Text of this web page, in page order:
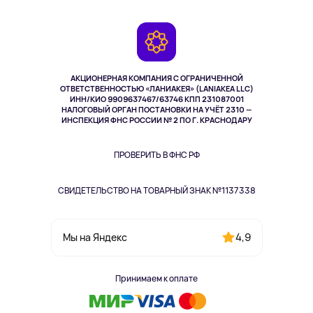
АКЦИОНЕРНАЯ КОМПАНИЯ С ОГРАНИЧЕННОЙ
ОТВЕТСТВЕННОСТЬЮ «ЛАНИАКЕЯ» (LANIAKEA LLC)
ИНН/КИО 9909637467/63746 КПП 231087001
НАЛОГОВЫЙ ОРГАН ПОСТАНОВКИ НА УЧЁТ 2310 —
ИНСПЕКЦИЯ ФНС РОССИИ № 2 ПО Г. КРАСНОДАРУ
ПРОВЕРИТЬ В ФНС РФ
СВИДЕТЕЛЬСТВО НА ТОВАРНЫЙ ЗНАК №1137338
Мы на Яндекс 4,9
Принимаем к оплате
Здоровье питомцев
Одежда и аксессуары